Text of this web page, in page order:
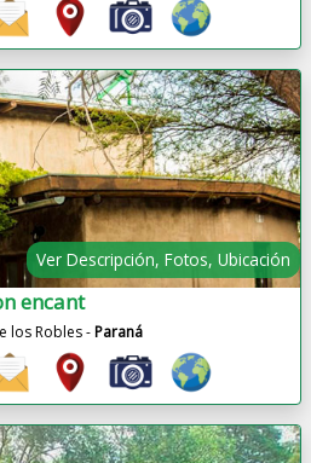
Ver Descripción, Fotos, Ubicación
encant
los Robles -Paraná